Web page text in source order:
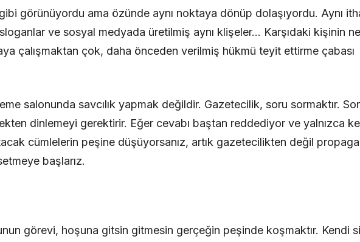
görünüyordu ama özünde aynı noktaya dönüp dolaşıyordu. Aynı
sloganlar ve sosyal medyada üretilmiş aynı klişeler… Karşıdaki kişinin ne
çalışmaktan çok, daha önceden verilmiş hükmü teyit ettirme çabası
salonunda savcılık yapmak değildir. Gazetecilik, soru sormaktır.
dinlemeyi gerektirir. Eğer cevabı baştan reddediyor ve yalnızca
cümlelerin peşine düşüyorsanız, artık gazetecilikten değil
başlarız.
görevi, hoşuna gitsin gitmesin gerçeğin peşinde koşmaktır. Kendi